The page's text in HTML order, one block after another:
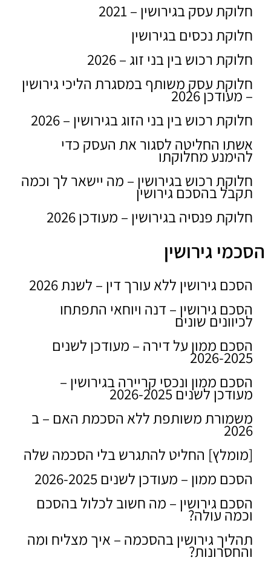
20/07/2022
חלוקת עסק בגירושין – 2021
חלוקת נכסים בגירושין
חלוקת רכוש בין בני זוג – 2026
חלוקת עסק משותף במסגרת הליכי גירושין
– מעודכן 2026
חלוקת רכוש בין בני הזוג בגירושין – 2026
אשתו החליטה לסגור את העסק כדי
להימנע מחלוקתו
חלוקת רכוש בגירושין – מה יישאר לך וכמה
תקבל בהסכם גירושין
חלוקת פנסיה בגירושין – מעודכן 2026
הסכמי גירושין
הסכם גירושין ללא עורך דין – לשנת 2026
הסכם גירושין – דנה ויוחאי התפתחו
לכיוונים שונים
הסכם ממון על דירה – מעודכן לשנים
2026-2025
הסכם ממון ונכסי קריירה בגירושין –
מעודכן לשנים 2026-2025
משמורת משותפת ללא הסכמת האם – ב
2026
[מומלץ] החליט להתגרש בלי הסכמה שלה
הסכם ממון – מעודכן לשנים 2026-2025
הסכם גירושין – מה חשוב לכלול בהסכם
וכמה עולה?
תהליך גירושין בהסכמה – איך מצליח ומה
והחסרונות?